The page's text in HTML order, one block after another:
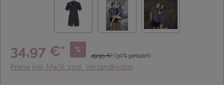
34,97 €* %
49,95 €* (30% gespart)
Preise inkl. MwSt. zzgl. Versandkosten